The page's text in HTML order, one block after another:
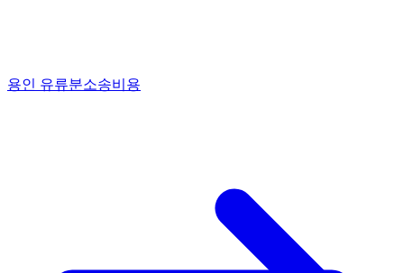
용인 유류분소송비용